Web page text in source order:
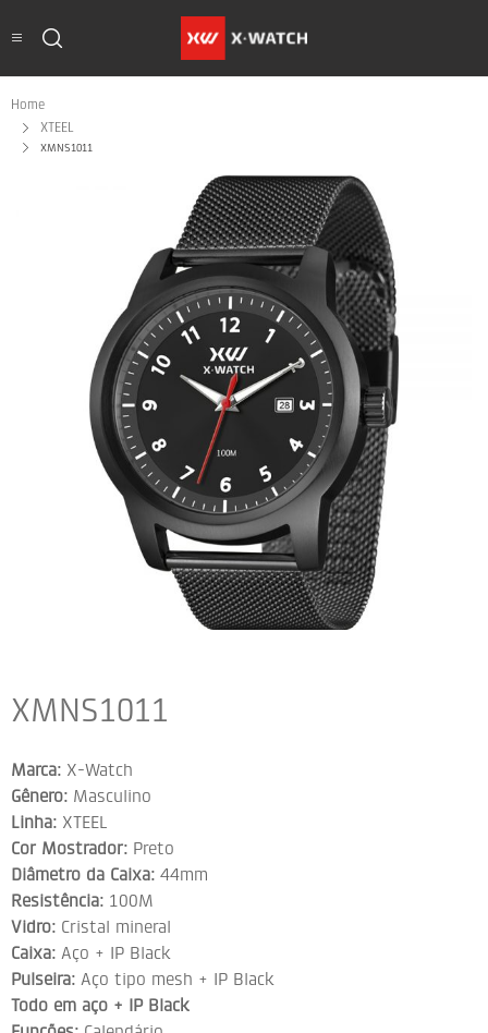
Home
XTEEL
XMNS1011
XMNS1011
Marca: X-Watch
Gênero: Masculino
Linha: XTEEL
Cor Mostrador: Preto
Diâmetro da Caixa: 44mm
Resistência: 100M
Vidro: Cristal mineral
Caixa: Aço + IP Black
Pulseira: Aço tipo mesh + IP Black
Todo em aço + IP Black